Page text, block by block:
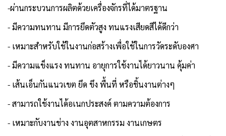
-ผ่านกระบวนการผลิตด้วยเครื่องจักรที่ได้มาตรฐาน
- มีความทนทาน มีการยึดตัวสูง ทนแรงเสียดสีได้ดีกว่า
- เหมาะสำหรับใช้ในงานก่อสร้างเพื่อใช้ในการวัดระดับองศา
- มีความแข็งแรง ทนทาน อายุการใช้งานได้ยาวนาน คุ้มค่า
- เส้นเอ็นกันแนวเขต ยึด ขึง พื้นที่ หรือชิ้นงานต่างๆ
- สามารถใช้งานได้อเนกประสงค์ ตามความต้องการ
- เหมาะกับงานช่าง งานอุตสาหกรรม งานเกษตร